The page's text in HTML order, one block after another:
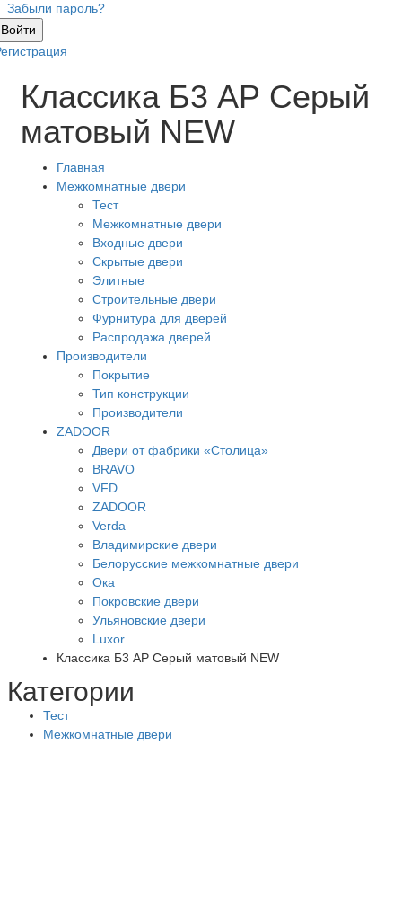
Забыли пароль?
Войти
Классика Б3 АР Серый
матовый NEW
Главная
Межкомнатные двери
Тест
Межкомнатные двери
Входные двери
Скрытые двери
Элитные
Строительные двери
Фурнитура для дверей
Распродажа дверей
Производители
Покрытие
Тип конструкции
Производители
ZADOOR
Двери от фабрики «Столица»
BRAVO
VFD
ZADOOR
Verda
Владимирские двери
Белорусские межкомнатные двери
Ока
Покровские двери
Ульяновские двери
Luxor
Классика Б3 АР Серый матовый NEW
Категории
Тест
Межкомнатные двери